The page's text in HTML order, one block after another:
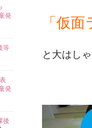
「仮
と大はし
発
等
発
後